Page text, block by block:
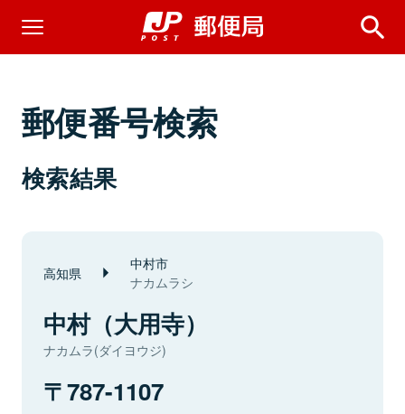
郵便番号検索
検索結果
高知県 中村市
ナカムラシ
中村（大用寺）
ナカムラ(ダイヨウジ)
787-1107